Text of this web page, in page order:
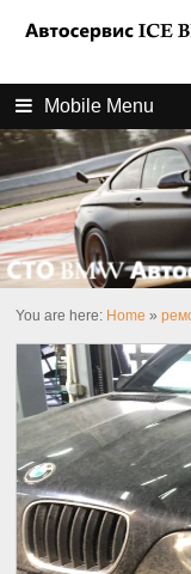
Mobile Menu
You are here: Home »